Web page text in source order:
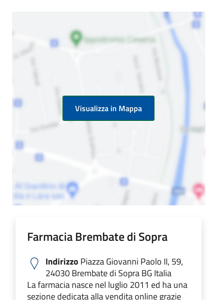
Visualizza in Mappa
Farmacia Brembate di Sopra
Indirizzo Piazza Giovanni Paolo II, 59,
24030 Brembate di Sopra BG Italia
La farmacia nasce nel luglio 2011 ed ha una
sezione dedicata alla vendita online grazie